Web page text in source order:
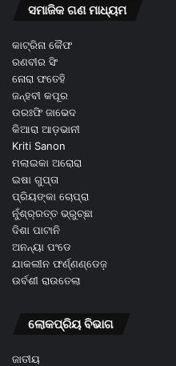
ସମାଜିକ ଗଣ ମାଧ୍ୟମ
କାଟ୍ରିନା କୈଫ
ରଣବୀର ସିଂ
ନୋରା ଫତେହି
ଜନ୍ହବୀ କପୂର
ଉରଃଫି ଜାଭେଦ
କିଆରା ଆଡ଼ଭାନୀ
Kriti Sanon
ମଲାଇକା ଅରୋରା
ଇଷା ଗୁପ୍ତା
ପ୍ରିୟଙ୍କା ଚୋପ୍ରା
ନୁଁଶ୍ର୍ରତ୍ତ ଭ୍ରୁଚ୍ଛା
ଦିଶା ପାଟାନି
ଅନନ୍ୟା ପଂଡେ
ଯାକଲୀନ ଫର୍ଣ୍ଣଣ୍ଡେଜ଼
ଉର୍ବଶୀ ରାଉତେଲା
ଲୋକପ୍ରିୟ ବିଭାଗ
ଜାତୀୟ